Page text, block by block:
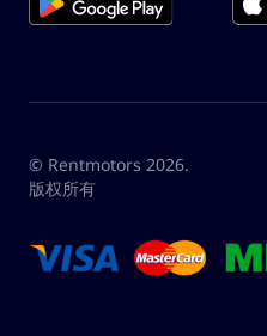
© Rentmotors 2026.
版权所有